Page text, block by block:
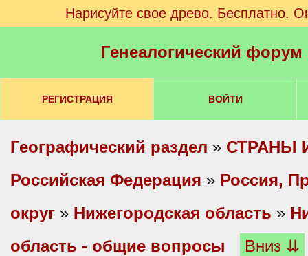
Нарисуйте свое древо. Бесплатно.
Генеалогический
РЕГИСТРАЦИЯ ВОЙТИ
Географический раздел » СТРАНЫ
Российская Федерация » Россия,
округ » Нижегородская область »
область - общие вопросы
Вниз ⇊